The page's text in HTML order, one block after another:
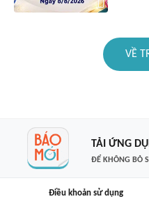
VỀ
TẢI ỨNG
ĐỂ KHÔNG BỎ
Điều khoản sử dụng